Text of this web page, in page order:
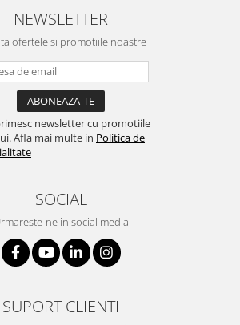
NEWSLETTER
ofertele si promotiile noastre
newsletter cu promotiile
Afla mai multe in Politica de
SOCIAL
ne in social media
SUPORT CLIENTI